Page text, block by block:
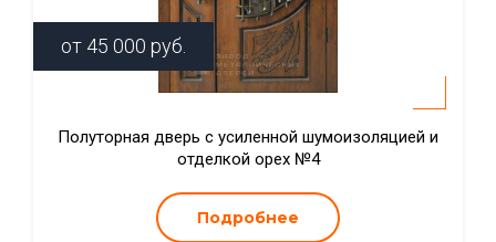
от 45 000 руб.
Полуторная дверь с усиленной шумоизоляцией и
отделкой орех №4
Подробнее